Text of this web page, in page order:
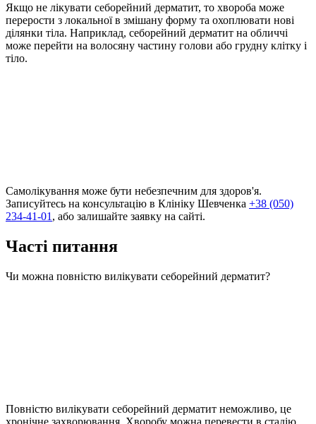
Якщо не лікувати себорейний дерматит, то хвороба може
перерости з локальної в змішану форму та охоплювати нові
ділянки тіла. Наприклад, себорейний дерматит на обличчі
може перейти на волосяну частину голови або грудну клітку і
тіло.
Самолікування може бути небезпечним для здоров'я.
Записуйтесь на консультацію в Клініку Шевченка +38 (050)
234-41-01 , або залишайте заявку на сайті.
Часті питання
Чи можна повністю вилікувати себорейний дерматит?
Повністю вилікувати себорейний дерматит неможливо, це
хронічне захворювання. Хворобу можна перевести в стадію